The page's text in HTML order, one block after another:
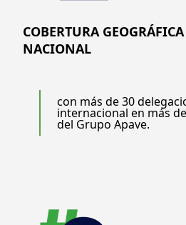
COBERTURA
NACIONAL
con más de 30
internacional en más
del Grupo Apave.